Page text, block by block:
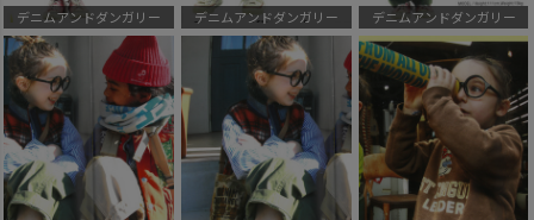
デニムアンドダンガリー デニムアンドダンガリー デニムアンドダンガリー